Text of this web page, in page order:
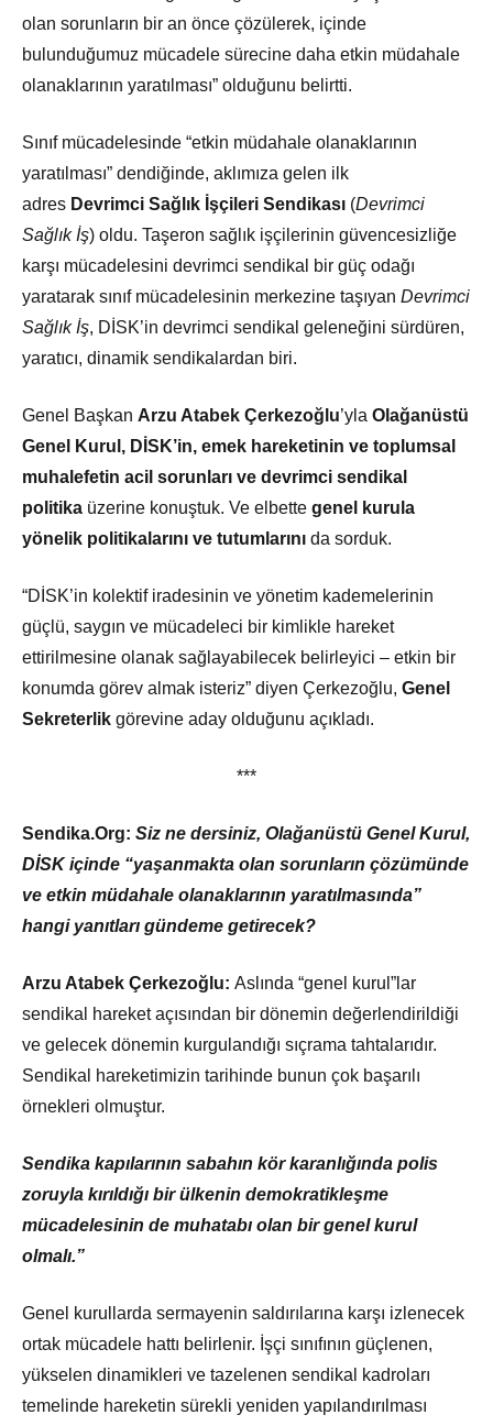
olan sorunların bir an önce çözülerek, içinde
bulunduğumuz mücadele sürecine daha etkin müdahale
olanaklarının yaratılması” olduğunu belirtti.
Sınıf mücadelesinde “etkin müdahale olanaklarının
yaratılması” dendiğinde, aklımıza gelen ilk
adres Devrimci Sağlık İşçileri Sendikası (Devrimci
Sağlık İş) oldu. Taşeron sağlık işçilerinin güvencesizliğe
karşı mücadelesini devrimci sendikal bir güç odağı
yaratarak sınıf mücadelesinin merkezine taşıyan Devrimci
Sağlık İş, DİSK’in devrimci sendikal geleneğini sürdüren,
yaratıcı, dinamik sendikalardan biri.
Genel Başkan Arzu Atabek Çerkezoğlu’yla Olağanüstü
Genel Kurul, DİSK’in, emek hareketinin ve toplumsal
muhalefetin acil sorunları ve devrimci sendikal
politika üzerine konuştuk. Ve elbette genel kurula
yönelik politikalarını ve tutumlarını da sorduk.
“DİSK’in kolektif iradesinin ve yönetim kademelerinin
güçlü, saygın ve mücadeleci bir kimlikle hareket
ettirilmesine olanak sağlayabilecek belirleyici – etkin bir
konumda görev almak isteriz” diyen Çerkezoğlu, Genel
Sekreterlik görevine aday olduğunu açıkladı.
***
Sendika.Org: Siz ne dersiniz, Olağanüstü Genel Kurul,
DİSK içinde “yaşanmakta olan sorunların çözümünde
ve etkin müdahale olanaklarının yaratılmasında”
hangi yanıtları gündeme getirecek?
Arzu Atabek Çerkezoğlu: Aslında “genel kurul”lar
sendikal hareket açısından bir dönemin değerlendirildiği
ve gelecek dönemin kurgulandığı sıçrama tahtalarıdır.
Sendikal hareketimizin tarihinde bunun çok başarılı
örnekleri olmuştur.
Sendika kapılarının sabahın kör karanlığında polis
zoruyla kırıldığı bir ülkenin demokratikleşme
mücadelesinin de muhatabı olan bir genel kurul
olmalı.”
Genel kurullarda sermayenin saldırılarına karşı izlenecek
ortak mücadele hattı belirlenir. İşçi sınıfının güçlenen,
yükselen dinamikleri ve tazelenen sendikal kadroları
temelinde hareketin sürekli yeniden yapılandırılması